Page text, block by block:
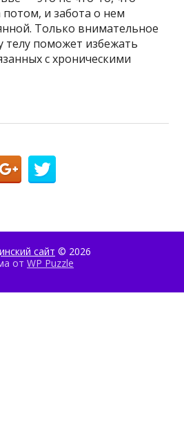
и забота о нем
Только внимательное
телу поможет избежать
с хроническими
сайт © 2026
от WP Puzzle